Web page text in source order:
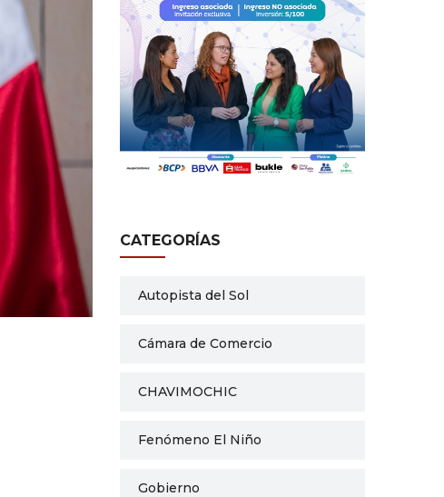
CATEGORÍAS
Autopista del Sol
Cámara de Comercio
CHAVIMOCHIC
Fenómeno El Niño
Gobierno